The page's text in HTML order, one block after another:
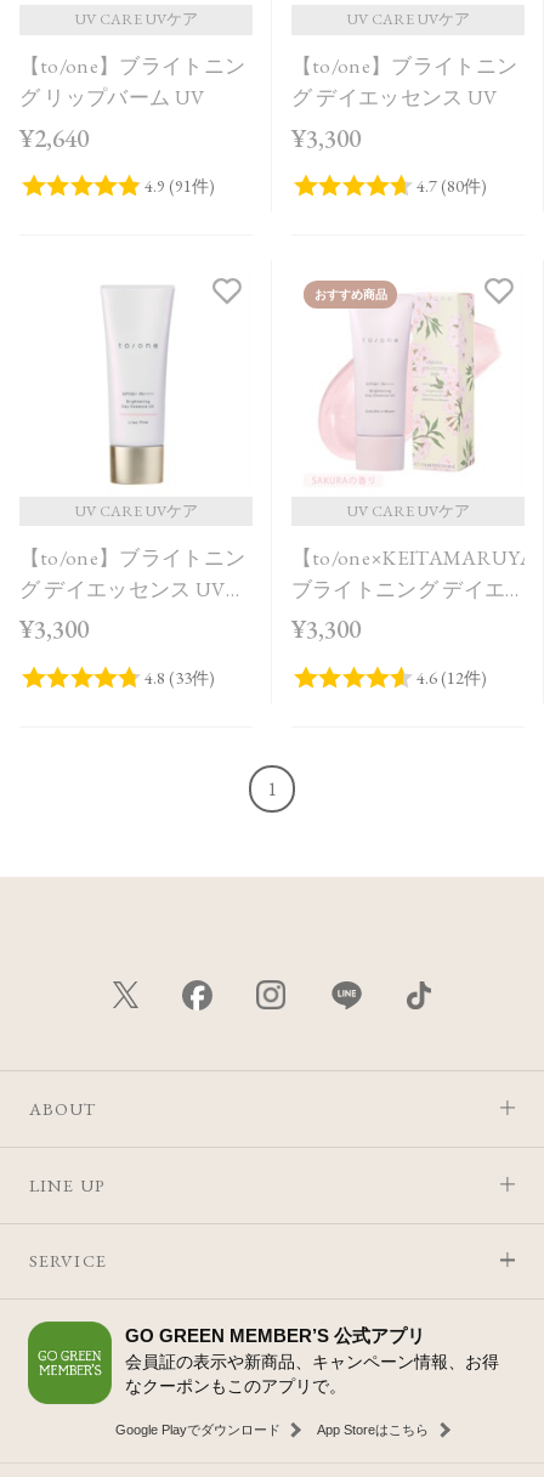
レビュー評価が高い順
人気順
UV CARE UVケア
【to/one】ブライトニン
グ リップバーム UV
¥2,640
UV CARE UVケア
【to/one】ブライトニン
グ デイエッセンス UV
¥3,300
UV CARE UVケア
【to/one】ブライトニン
グ デイエッセンス UV
Lilac Pink
¥3,300
おすすめ商品
UV CARE UVケア
【to/
ブライトニング デイエ
ッセンス UV SAKURA in
¥3,300
1
ABOUT
LINE UP
SERVICE
GO GREEN MEMBER’S 公式アプリ
会員証の表示や新商品、キャンペーン情報、お得
なクーポンもこのアプリで。
Google Playでダウンロード App Storeはこちら